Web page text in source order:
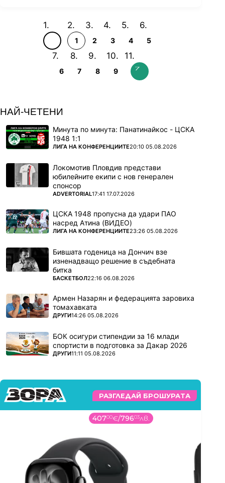
1 2 3 4 5
6 7 8 9
НАЙ-ЧЕТЕНИ
Минута по минута: Панатинайкос - ЦСКА
1948 1:1
ПОВЕЧЕ ОТ
ЛИГА НА КОНФЕРЕНЦИИТЕ20:10 05.08.2026
Локомотив Пловдив представи
юбилейните екипи с нов генерален
спонсор
ПОВЕЧЕ ОТ
ADVERTORIAL17:41 17.07.2026
ЦСКА 1948 пропусна да удари ПАО
насред Атина (ВИДЕО)
ПОВЕЧЕ ОТ
ЛИГА НА КОНФЕРЕНЦИИТЕ23:26 05.08.2026
Бившата годеница на Дончич взе
изненадващо решение в съдебната
битка
ПОВЕЧЕ ОТ
БАСКЕТБОЛ22:16 06.08.2026
Армен Назарян и федерацията заровиха
томахавката
ПОВЕЧЕ ОТ
ДРУГИ14:26 05.08.2026
БОК осигури стипендии за 16 млади
спортисти в подготовка за Дакар 2026
ПОВЕЧЕ ОТ
ДРУГИ11:11 05.08.2026
РАЗГЛЕДАЙ БРОШУРАТА
99€/8409лв.